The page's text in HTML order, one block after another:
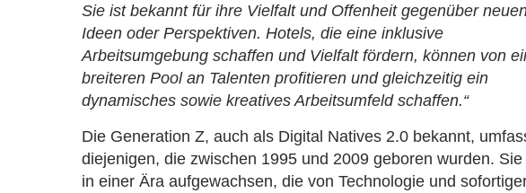
Sie ist bekannt für ihre Vielfalt und Offenheit gegenüber
Ideen oder Perspektiven. Hotels, die eine inklusive
Arbeitsumgebung schaffen und Vielfalt fördern, können von
breiteren Pool an Talenten profitieren und gleichzeitig ein
dynamisches sowie kreatives Arbeitsumfeld schaffen.“
Die Generation Z, auch als Digital Natives 2.0 bekannt,
diejenigen, die zwischen 1995 und 2009 geboren wurden. Sie
in einer Ära aufgewachsen, die von Technologie und